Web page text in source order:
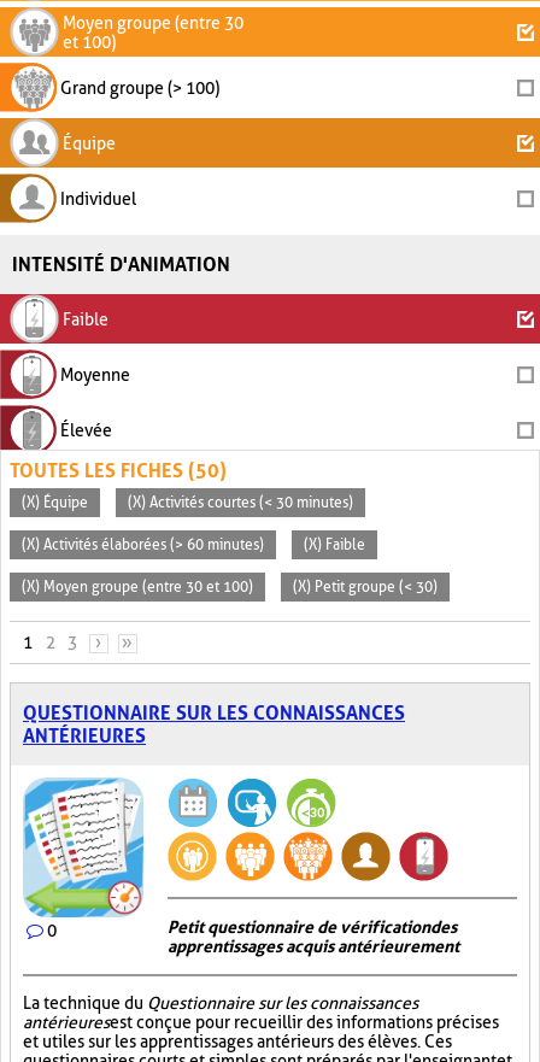
Moyen groupe (entre 30
et 100)
Grand groupe (> 100)
Équipe
Individuel
INTENSITÉ D'ANIMATION
Faible
Moyenne
Élevée
TOUTES LES FICHES (50)
(X) Équipe (X) Activités courtes (< 30 minutes)
(X) Activités élaborées (> 60 minutes) (X) Faible
(X) Moyen groupe (entre 30 et 100) (X) Petit groupe (< 30)
PAGES
1 2 3 › »
QUESTIONNAIRE SUR LES CONNAISSANCES
ANTÉRIEURES
0
Petit questionnaire de vérification des
apprentissages acquis antérieurement
La technique du Questionnaire sur les connaissances
antérieuresest conçue pour recueillir des informations précises
et utiles sur les apprentissages antérieurs des élèves. Ces